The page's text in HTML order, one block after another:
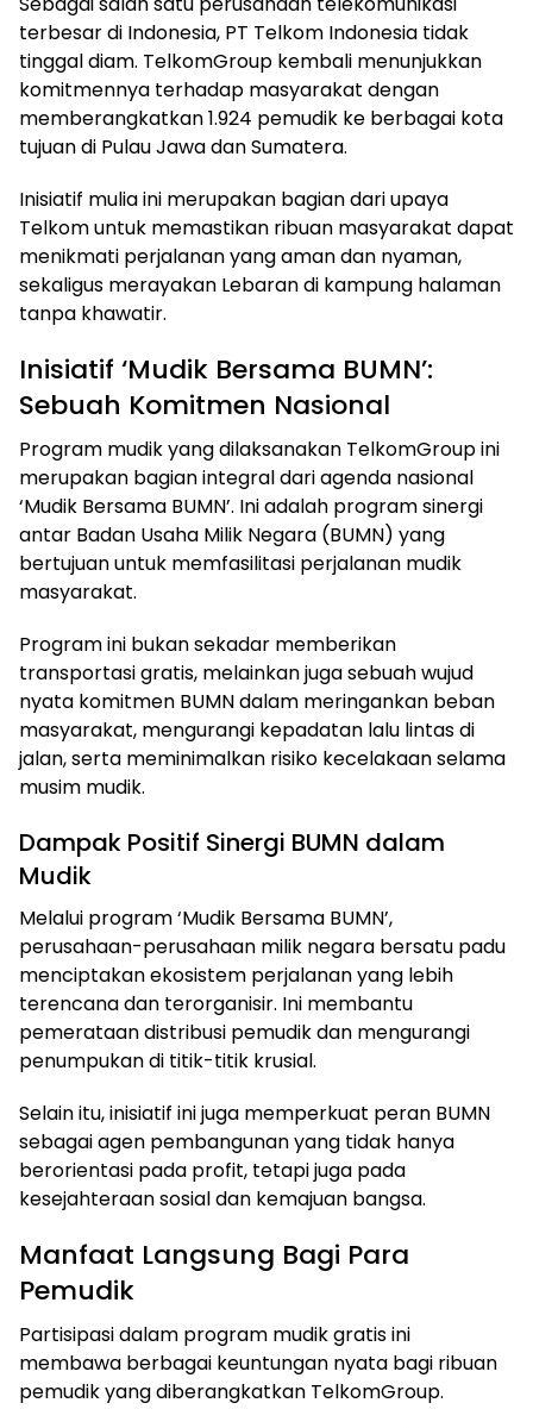
terbesar di Indonesia, PT Telkom Indonesia tidak
tinggal diam. TelkomGroup kembali menunjukkan
komitmennya terhadap masyarakat dengan
memberangkatkan 1.924 pemudik ke berbagai kota
tujuan di Pulau Jawa dan Sumatera.
Inisiatif mulia ini merupakan bagian dari upaya
Telkom untuk memastikan ribuan masyarakat dapat
menikmati perjalanan yang aman dan nyaman,
sekaligus merayakan Lebaran di kampung halaman
tanpa khawatir.
Inisiatif ‘Mudik Bersama BUMN’:
Sebuah Komitmen Nasional
Program mudik yang dilaksanakan TelkomGroup ini
merupakan bagian integral dari agenda nasional
‘Mudik Bersama BUMN’. Ini adalah program sinergi
antar Badan Usaha Milik Negara (BUMN) yang
bertujuan untuk memfasilitasi perjalanan mudik
masyarakat.
Program ini bukan sekadar memberikan
transportasi gratis, melainkan juga sebuah wujud
nyata komitmen BUMN dalam meringankan beban
masyarakat, mengurangi kepadatan lalu lintas di
jalan, serta meminimalkan risiko kecelakaan selama
musim mudik.
Dampak Positif Sinergi BUMN dalam
Mudik
Melalui program ‘Mudik Bersama BUMN’,
perusahaan-perusahaan milik negara bersatu padu
menciptakan ekosistem perjalanan yang lebih
terencana dan terorganisir. Ini membantu
pemerataan distribusi pemudik dan mengurangi
penumpukan di titik-titik krusial.
Selain itu, inisiatif ini juga memperkuat peran BUMN
sebagai agen pembangunan yang tidak hanya
berorientasi pada profit, tetapi juga pada
kesejahteraan sosial dan kemajuan bangsa.
Manfaat Langsung Bagi Para
Pemudik
Partisipasi dalam program mudik gratis ini
membawa berbagai keuntungan nyata bagi ribuan
pemudik yang diberangkatkan TelkomGroup.